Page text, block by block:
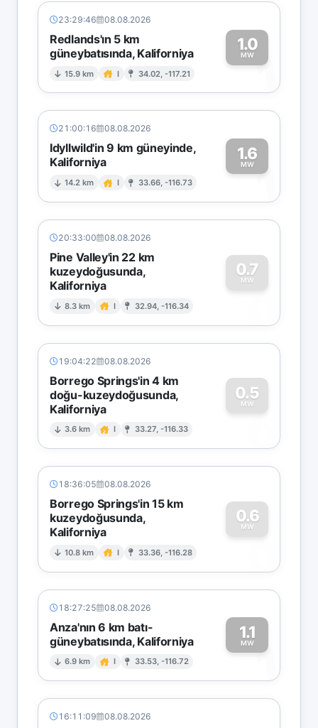
23:29:46 08.08.2026
Redlands'ın 5 km
güneybatısında, Kaliforniya
15.9 km I 34.02, -117.21
1.0
MW1
21:00:16 08.08.2026
Idyllwild'in 9 km güneyinde,
Kaliforniya
14.2 km I 33.66, -116.73
1.6
MW1
20:33:00 08.08.2026
Pine Valley'in 22 km
kuzeydoğusunda,
Kaliforniya
8.3 km I 32.94, -116.34
0.7
MW
0
19:04:22 08.08.2026
Borrego Springs'in 4 km
doğu-kuzeydoğusunda,
Kaliforniya
3.6 km I 33.27, -116.33
0.5
MW
0
18:36:05 08.08.2026
Borrego Springs'in 15 km
kuzeydoğusunda,
Kaliforniya
10.8 km I 33.36, -116.28
0.6
MW
0
18:27:25 08.08.2026
Anza'nın 6 km batı-
güneybatısında, Kaliforniya
6.9 km I 33.53, -116.72
1.1
MW1
16:11:09 08.08.2026